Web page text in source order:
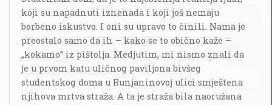
koji su napadnuti iznenada i koji još nemaju
borbeno iskustvo. I oni su upravo to činili. Nama je
preostalo samo da ih – kako se to obično kaže –
„kokamo” iz pištolja. Medjutim, mi nismo znali da
je u prvom katu uličnog paviljona bivšeg
studentskog doma u Runjaninovoj ulici smještena
njihova mrtva straža. A ta je straža bila naoružana